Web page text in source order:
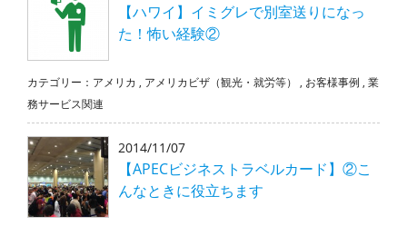
【ハワイ】イミグレで別室送りになっ
た！怖い経験②
カテゴリー： アメリカ , アメリカビザ（観光・就労等） , お客様事例 , 業
務サービス関連
2014/11/07
【APECビジネストラベルカード】②こ
んなときに役立ちます